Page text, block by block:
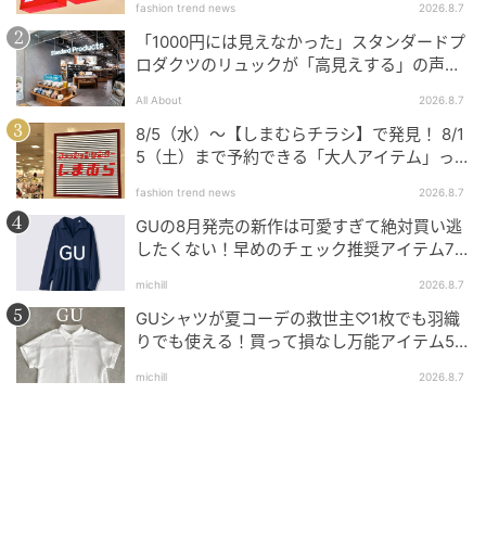
fashion trend news 2026.8.7
「1000円には見えなかった」スタンダードプ
ロダクツのリュックが「高見えする」の声。
All About 2026.8.7
8/5（水）〜【しまむらチラシ】で発見！ 8/1
5（土）まで予約できる「大人アイテム」っ
fashion trend news 2026.8.7
GUの8月発売の新作は可愛すぎて絶対買い逃
したくない！早めのチェック推奨アイテム7
michill 2026.8.7
GUシャツが夏コーデの救世主♡1枚でも羽織
りでも使える！買って損なし万能アイテム5
michill 2026.8.7